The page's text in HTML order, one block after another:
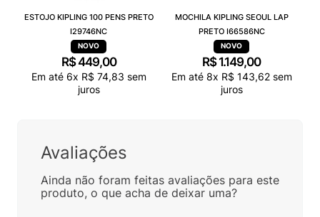
ESTOJO KIPLING 100 PENS PRETO
I29746NC
R$449,00
Em até 6x R$ 74,83 sem
juros
MOCHILA KIPLING SEOUL LAP
PRETO I66586NC
R$ 1.149,00
Em até 8x R$ 143,62sem
juros
Avaliações
Ainda não foram feitas avaliações para este
produto, o que acha de deixar uma?